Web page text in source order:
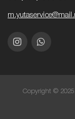
Copyright ©